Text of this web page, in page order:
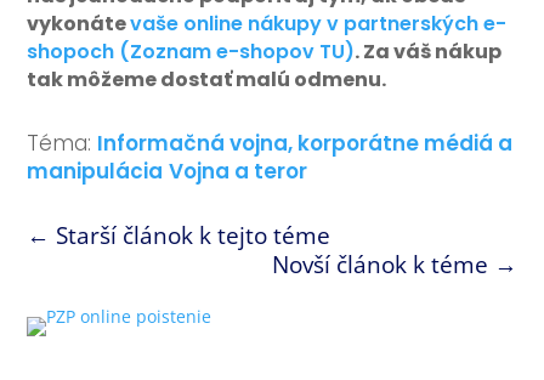
vykonátevaše online nákupy v partnerských e-
shopoch (Zoznam e-shopov TU). Za váš nákup
tak môžeme dostať malú odmenu.
Téma: Informačná vojna, korporátne médiá a
manipulácia Vojna a teror
← Starší článok k tejto téme
Novší článok k téme →